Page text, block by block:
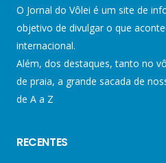
O Jornal do Vôlei é um site de
objetivo de divulgar o que
internacional.
Além, dos destaques, tanto no
de praia, a grande sacada de
de A a Z
RECENTES